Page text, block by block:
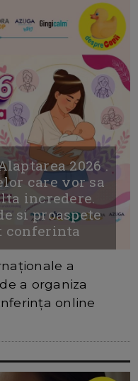
2026 .
care vor sa
incredere.
si proaspete
conferinta
a
a organiza
online